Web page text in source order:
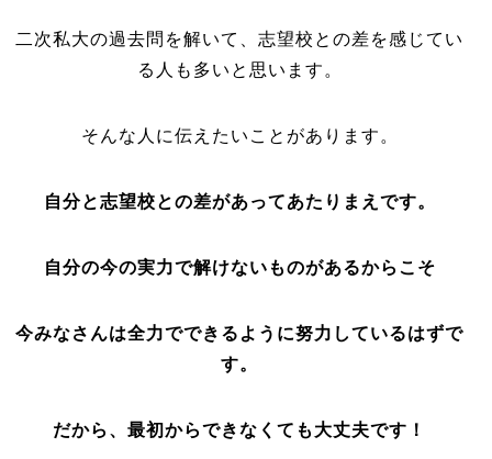
二次私大の過去問を解いて、志望校との差を感じてい
る人も多いと思います。
そんな人に伝えたいことがあります。
自分と志望校との差があってあたりまえです。
自分の今の実力で解けないものがあるからこそ
今みなさんは全力でできるように努力しているはずで
す。
だから、最初からできなくても大丈夫です！